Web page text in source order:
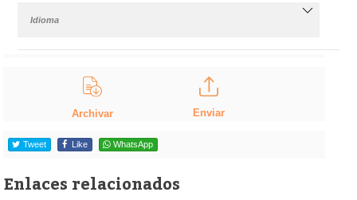
Idioma
Archivar Enviar
Tweet Like WhatsApp
Enlaces relacionados